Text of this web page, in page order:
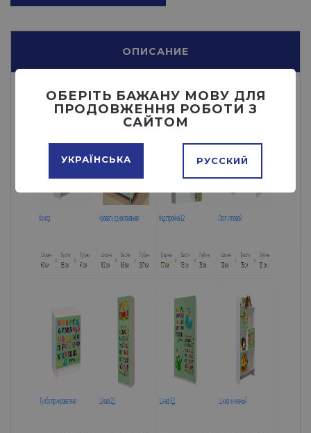
ОПИСАНИЕ
ОБЕРІТЬ БАЖАНУ МОВУ ДЛЯ
ПРОДОВЖЕННЯ РОБОТИ З
САЙТОМ
УКРАЇНСЬКА РУССКИЙ